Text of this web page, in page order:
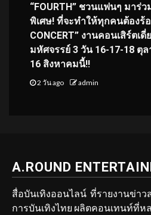
“FOURTH” ชวนแฟนๆ มาร่
พิเศษ! ที่จะทำให้ทุกคนต้องร้อ
CONCERT” งานคอนเสิร์ตเ
มหัศจรรย์ 3 วัน 16-17-18 ตุ
16 สิงหาคมนี้!!
2 วัน ago admin
A.ROUND
สื่อบันเทิงออนไลน์ ที่รายงานข่าว
การบันเทิงไทย ผลิตคอนเทนท์ที่ห